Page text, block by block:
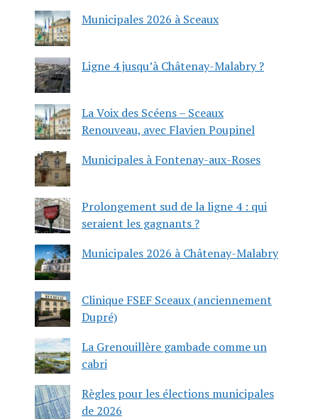
Municipales 2026 à Sceaux
Ligne 4 jusqu’à Châtenay-Malabry ?
La Voix des Scéens – Sceaux
Renouveau, avec Flavien Poupinel
Municipales à Fontenay-aux-Roses
Prolongement sud de la ligne 4 : qui
seraient les gagnants ?
Municipales 2026 à Châtenay-Malabry
Clinique FSEF Sceaux (anciennement
Dupré)
La Grenouillère gambade comme un
cabri
Règles pour les élections municipales
de 2026